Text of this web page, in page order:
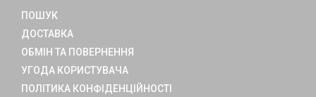
ПОШУК
ДОСТАВКА
ОБМІН ТА ПОВЕРНЕННЯ
УГОДА КОРИСТУВАЧА
ПОЛІТИКА КОНФІДЕНЦІЙНОСТІ